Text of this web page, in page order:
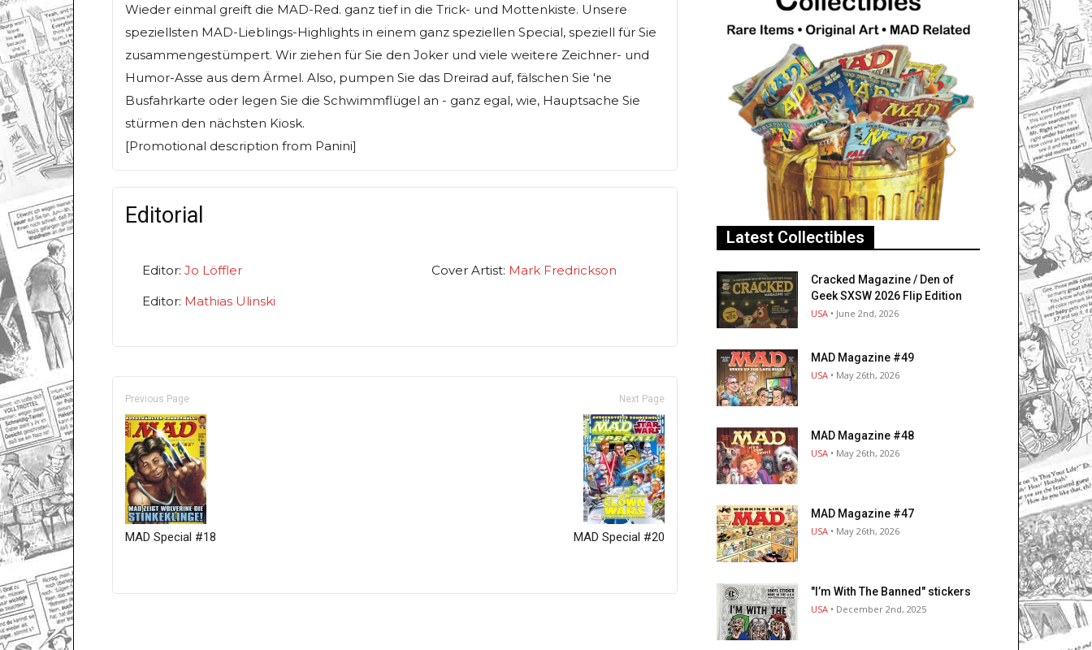
Wieder einmal greift die MAD-Red. ganz tief in die Trick- und Mottenkiste. Unsere
speziellsten MAD-Lieblings-Highlights in einem ganz speziellen Special, speziell für Sie
zusammengestümpert. Wir ziehen für Sie den Joker und viele weitere Zeichner- und
Humor-Asse aus dem Ärmel. Also, pumpen Sie das Dreirad auf, fälschen Sie 'ne
Busfahrkarte oder legen Sie die Schwimmflügel an - ganz egal, wie, Hauptsache Sie
stürmen den nächsten Kiosk.
[Promotional description from Panini]
Editorial
Editor: Jo Löffler
Editor: Mathias Ulinski
Cover Artist: Mark Fredrickson
Previous Page
MAD Special #18
Next Page
MAD Special #20
Latest Collectibles
Cracked Magazine / Den of
Geek SXSW 2026 Flip Edition
USA • June 2nd, 2026
MAD Magazine #49
USA • May 26th, 2026
MAD Magazine #48
USA • May 26th, 2026
MAD Magazine #47
USA • May 26th, 2026
"I’m With The Banned" stickers
USA • December 2nd, 2025